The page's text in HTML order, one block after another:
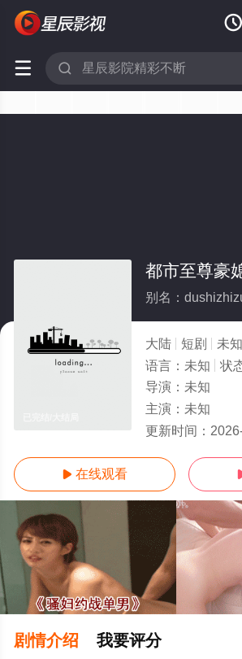

 
别名：
大陆 短剧 未知
语言： 未知 状
导演： 未知
主演： 未知
更新时间：
 在线观看
剧情介绍 我要评分